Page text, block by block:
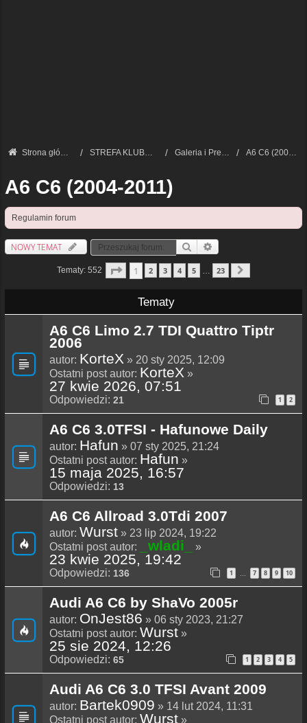
Strona główna STREFA KLUBOWA — START Galeria i Prezentacja – Nasze Auta A6 C6 (2004-2011)
A6 C6 (2004-2011)
Regulamin forum
NOWY TEMAT Szukaj
Tematy: 552 Strona1 23
1 2 3 4 5 23
Tematy
A6 C6 Limo 2.7 TDI Quattro Tiptr
2006
autor: KorteX » 20 sty 2025, 12:09
Ostatni post autor: KorteX »
27 kwie 2026, 07:51
Odpowiedzi: 21 1 2
A6 C6 3.0TFSI - Hafunowe Daily
autor: Hafun » 07 sty 2025, 21:24
Ostatni post autor: Hafun »
15 maja 2025, 16:57
Odpowiedzi: 13
A6 C6 Allroad 3.0Tdi 2007
autor: Wurst » 23 lip 2024, 19:22
Ostatni post autor:
_wladi_ »
23 kwie 2025, 19:42
Odpowiedzi: 136 1 … 7 8 9 10
Audi A6 C6 by ShaVo 2005r
autor: OnJest86 » 06 sty 2023, 21:27
Ostatni post autor: Wurst »
25 sie 2024, 12:26
Odpowiedzi: 65 1 2 3 4 5
Audi A6 C6 3.0 TFSI Avant 2009
autor: Bartek0909 » 14 lut 2024, 11:31
Ostatni post autor: Wurst »